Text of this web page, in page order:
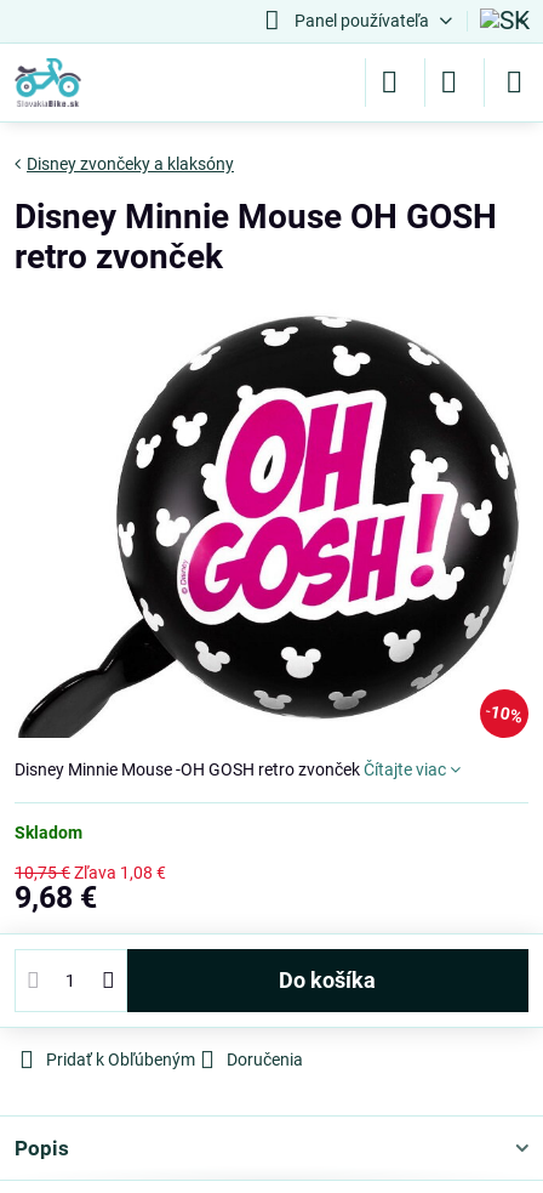
Panel používateľa
10%
Disney zvončeky a klaksóny
Disney Minnie Mouse OH GOSH
retro zvonček
Disney Minnie Mouse -OH GOSH retro zvončekČítajte viac
Skladom
10,75 €Zľava 1,08 €
9,68 €
Do košíka
Pridať k Obľúbeným Doručenia
Popis